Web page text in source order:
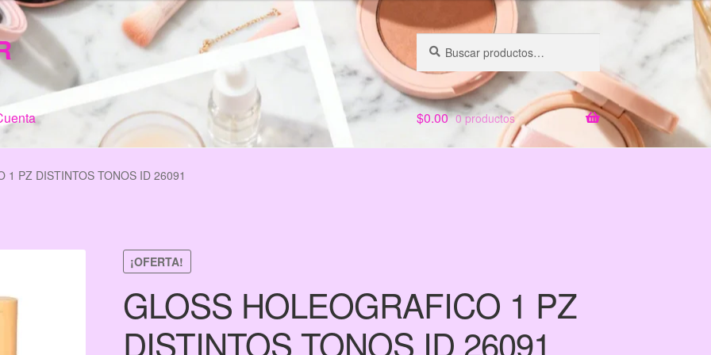
por:
de CompraMy AccountTerms & Conditions
$0.00 0 productos
1 PZ DISTINTOS TONOS ID 26091
¡OFERTA!
GLOSS HOLEOGRAFICO 1 PZ
DISTINTOS TONOS ID 26091